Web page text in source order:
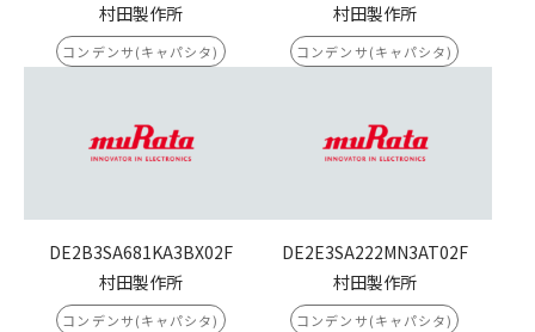
村田製作所
コンデンサ(キャパシタ)
村田製作所
コンデンサ(キャパシタ)
DE2B3SA681KA3BX02F
村田製作所
コンデンサ(キャパシタ)
DE2E3SA222MN3AT02F
村田製作所
コンデンサ(キャパシタ)